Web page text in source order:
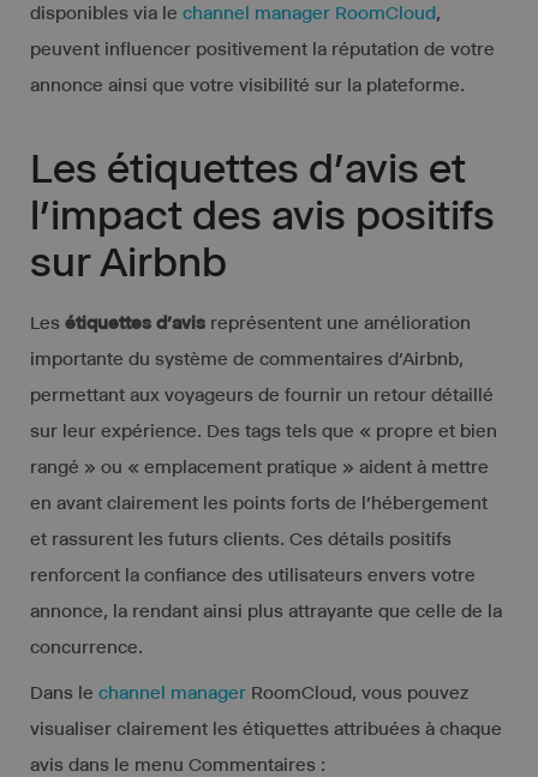
disponibles via le channel manager RoomCloud,
peuvent influencer positivement la réputation de votre
annonce ainsi que votre visibilité sur la plateforme.
Les étiquettes d’avis et
l’impact des avis positifs
sur Airbnb
Les étiquettes d’avis représentent une amélioration
importante du système de commentaires d’Airbnb,
permettant aux voyageurs de fournir un retour détaillé
sur leur expérience. Des tags tels que « propre et bien
rangé » ou « emplacement pratique » aident à mettre
en avant clairement les points forts de l’hébergement
et rassurent les futurs clients. Ces détails positifs
renforcent la confiance des utilisateurs envers votre
annonce, la rendant ainsi plus attrayante que celle de la
concurrence.
Dans le channel manager RoomCloud, vous pouvez
visualiser clairement les étiquettes attribuées à chaque
avis dans le menu Commentaires :